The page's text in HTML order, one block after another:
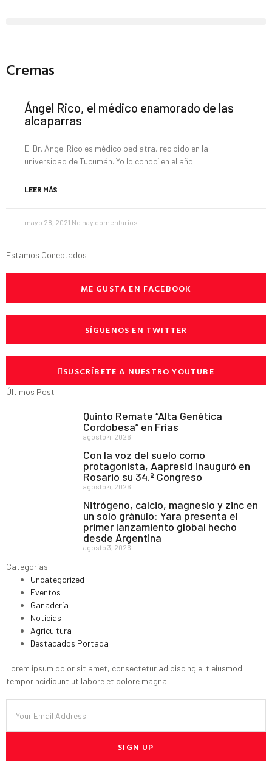
Cremas
Ángel Rico, el médico enamorado de las
alcaparras
El Dr. Ángel Rico es médico pediatra, recibido en la
universidad de Tucumán. Yo lo conocí en el año
LEER MÁS
mayo 28, 2021 No hay comentarios
Estamos Conectados
ME GUSTA EN FACEBOOK
SÍGUENOS EN TWITTER
SUSCRÍBETE A NUESTRO YOUTUBE
Últimos Post
Quinto Remate “Alta Genética
Cordobesa” en Frías
agosto 4, 2026
Con la voz del suelo como
protagonista, Aapresid inauguró en
Rosario su 34.º Congreso
agosto 4, 2026
Nitrógeno, calcio, magnesio y zinc en
un solo gránulo: Yara presenta el
primer lanzamiento global hecho
desde Argentina
agosto 3, 2026
Categorías
Uncategorized
Eventos
Ganadería
Noticias
Agricultura
Destacados Portada
Lorem ipsum dolor sit amet, consectetur adipiscing elit eiusmod
tempor ncididunt ut labore et dolore magna
SIGN UP